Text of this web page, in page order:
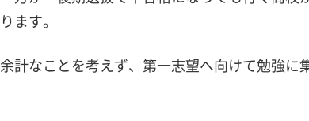
ります。
余計なことを考えず、第一志望へ向けて勉強に